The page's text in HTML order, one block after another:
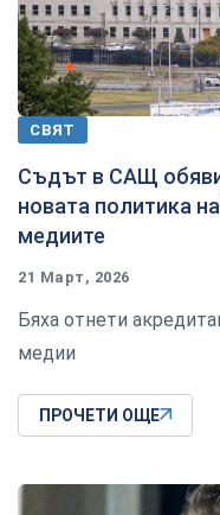
СВЯТ
Съдът в САЩ обяви
новата политика
медиите
21 Март, 2026
Бяха отнети
медии
ПРОЧЕТИ ОЩЕ